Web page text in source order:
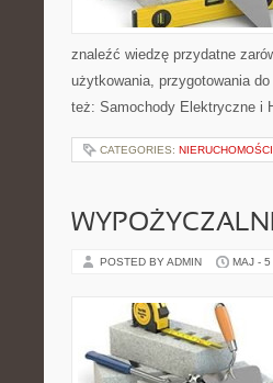
znaleźć wiedzę przydatne
użytkowania, przygotowania
też: Samochody Elektryczne i
CATEGORIES: NIERUCHOMOŚCI
POSTED BY ADMIN MAJ -